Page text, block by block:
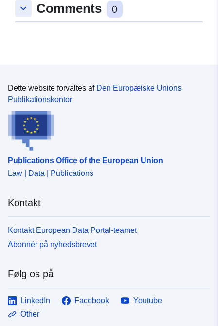
keyboard_arrow_down Comments 0
Dette website forvaltes af Den Europæiske Unions
Publikationskontor
Publications Office of the European Union
Law | Data | Publications
Kontakt
Kontakt European Data Portal-teamet
Abonnér på nyhedsbrevet
Følg os på
LinkedIn Facebook
Youtube
Other